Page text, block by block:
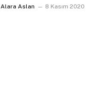
Alara Aslan 8 Kasım 2020